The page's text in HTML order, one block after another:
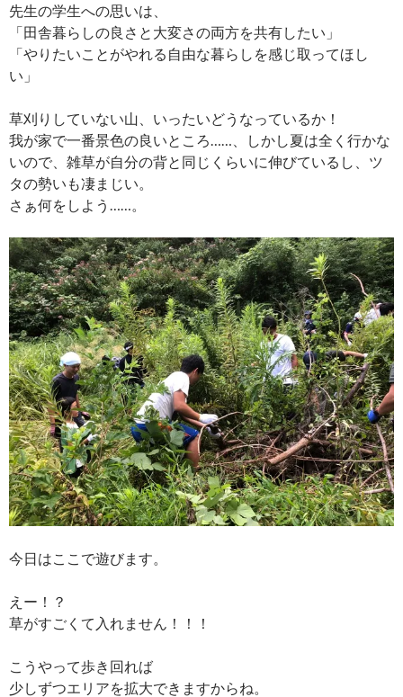
先生の学生への思いは、
「田舎暮らしの良さと大変さの両方を共有したい」
「やりたいことがやれる自由な暮らしを感じ取ってほし
い」
草刈りしていない山、いったいどうなっているか！
我が家で一番景色の良いところ……、しかし夏は全く行かな
いので、雑草が自分の背と同じくらいに伸びているし、ツ
タの勢いも凄まじい。
さぁ何をしよう……。
今日はここで遊びます。
えー！？
草がすごくて入れません！！！
こうやって歩き回れば
少しずつエリアを拡大できますからね。